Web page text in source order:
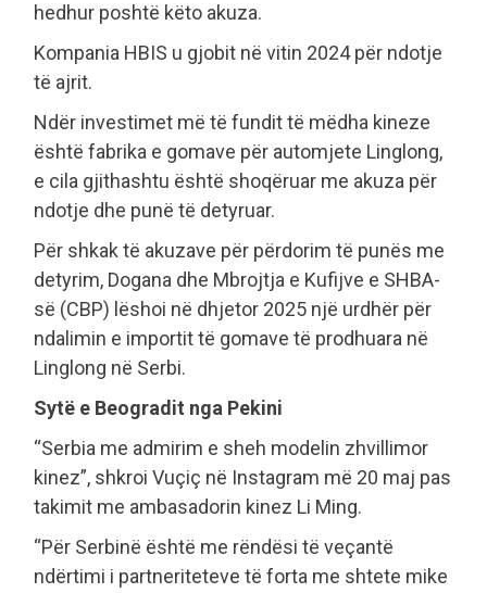
hedhur poshtë këto akuza.
Kompania HBIS u gjobit në vitin 2024 për ndotje
të ajrit.
Ndër investimet më të fundit të mëdha kineze
është fabrika e gomave për automjete Linglong,
e cila gjithashtu është shoqëruar me akuza për
ndotje dhe punë të detyruar.
Për shkak të akuzave për përdorim të punës me
detyrim, Dogana dhe Mbrojtja e Kufijve e SHBA-
së (CBP) lëshoi në dhjetor 2025 një urdhër për
ndalimin e importit të gomave të prodhuara në
Linglong në Serbi.
Sytë e Beogradit nga Pekini
“Serbia me admirim e sheh modelin zhvillimor
kinez”, shkroi Vuçiç në Instagram më 20 maj pas
takimit me ambasadorin kinez Li Ming.
“Për Serbinë është me rëndësi të veçantë
ndërtimi i partneriteteve të forta me shtete mike